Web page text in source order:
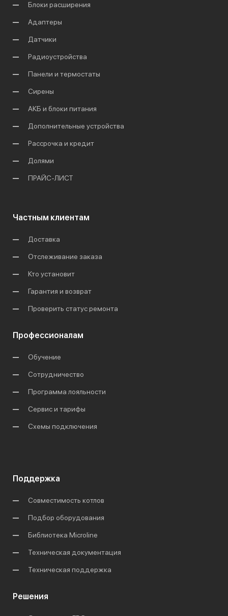
Блоки расширения
Адаптеры
Датчики
Радиоустройства
Панели и термостаты
Сирены
АКБ и блоки питания
Дополнительные устройства
Рассрочка и кредит
Долями
ПРАЙС-ЛИСТ
Частным клиентам
Доставка
Отслеживание заказа
Кто установит
Гарантия и возврат
Проверить статус ремонта
Профессионалам
Обучение
Сотрудничество
Программа лояльности
Сервис и тарифы
Схемы подключения
Поддержка
Совместимость котлов
Подбор оборудования
Библиотека Microline
Техническая документация
Техническая поддержка
Решения